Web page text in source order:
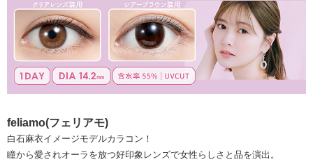
feliamo(フェリアモ)
白石麻衣イメージモデルカラコン！
瞳から愛されオーラを放つ好印象レンズで女性らしさと品を演出。